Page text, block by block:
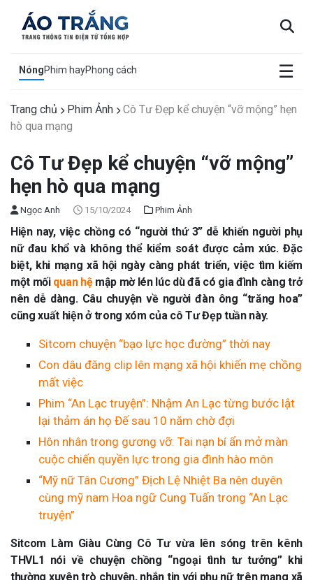
NóngPhim hayPhong cách ☰
×
Trang chủ Phim Ảnh
Cô Tư Đẹp kể chuyện “vỡ mộng” hẹn
hò qua mạng
Cô Tư Đẹp kể chuyện “vỡ mộng”
hẹn hò qua mạng
Ngọc Anh 15/10/2024 Phim Ảnh
Hiện nay, việc chồng có “người thứ 3” dễ khiến người phụ
nữ đau khổ và không thể kiểm soát được cảm xúc. Đặc
biệt, khi mạng xã hội ngày càng phát triển, việc tìm kiếm
một mối quan hệmập mờ lén lúc dù đã có gia đình càng trở
nên dễ dàng. Câu chuyện về người đàn ông “trăng hoa”
cũng xuất hiện ở trong xóm của cô Tư Đẹp tuần này.
Sitcom chuyện “bạo lực học đường” thời nay
Con dâu đăng clip lên mạng xã hội khiến mẹ chồng
mất việc
Phim “An Lạc truyện”: Nhậm An Lạc từng bước lật
lại thảm án họ Đế sau 10 năm chờ đợi
Hôn nhân trong gương vỡ: Tai nạn bí ẩn mở màn
cuộc chiến quyền lực trong gia đình hào môn
“Mỹ nữ Tân Cương” Địch Lệ Nhiệt Ba nên duyên
cùng mỹ nam Hoa ngữ Cung Tuấn trong “An Lạc
truyện”
Sitcom Làm Giàu Cùng Cô Tư vừa lên sóng trên kênh
THVL1 nói về chuyện chồng “ngoại tình tư tưởng” khi
thường xuyên trò chuyện, nhắn tin với phụ nữ trên mạng xã